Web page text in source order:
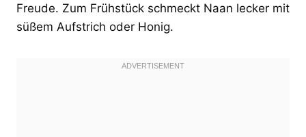
Freude. Zum Frühstück schmeckt Naan lecker mit
süßem Aufstrich oder Honig.